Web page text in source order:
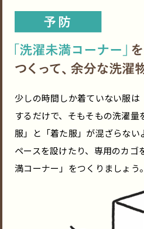
少しの時間しか着ていない服は
するだけで、そもそもの洗濯量
服」と「着た服」が混ざらない
ペースを設けたり、専用のカゴ
満コーナー」をつくりましょう。